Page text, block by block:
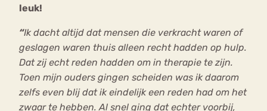
leuk!
“Ik dacht altijd dat mensen die verkracht waren of
geslagen waren thuis alleen recht hadden op hulp.
Dat zij echt reden hadden om in therapie te zijn.
Toen mijn ouders gingen scheiden was ik daarom
zelfs even blij dat ik eindelijk een reden had om het
zwaar te hebben. Al snel ging dat echter voorbij,